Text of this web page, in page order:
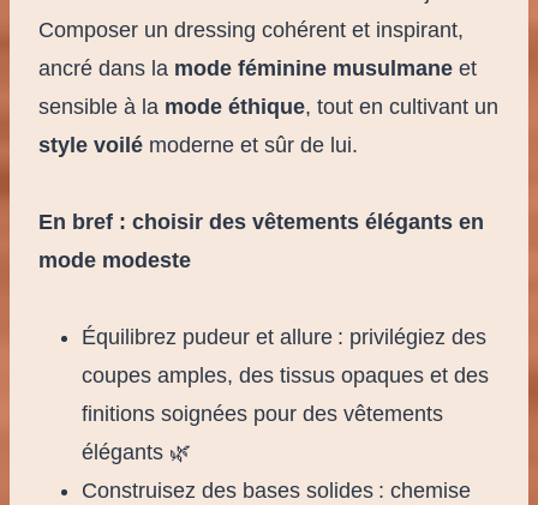
Composer un dressing cohérent et inspirant,
ancré dans la mode féminine musulmane et
sensible à la mode éthique, tout en cultivant un
style voilé moderne et sûr de lui.
En bref : choisir des vêtements élégants en
mode modeste
Équilibrez pudeur et allure : privilégiez des
coupes amples, des tissus opaques et des
finitions soignées pour des vêtements
élégants 🌿
Construisez des bases solides : chemise